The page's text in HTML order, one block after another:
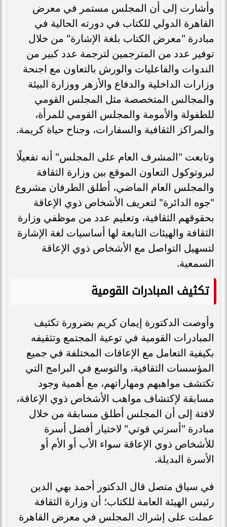
وأشارت إلى أن المجلس مستمر في معرض
القاهرة الدولي للكتاب في دورته الحالية في
مبادرة "معرض الكتاب بلغة الإشارة" من خلال
توفير عدد من المترجمين لترجمة عدد كبير من
الندوات والفاعليات والورش بالتعاون مع اجنحة
وزارات الداخلية والدفاع والأزهر ووزارة البيئة
والمجالس المتخصصة مثل المجلس القومي
للطفولة والأمومة والمجلس القومي للمرأة،
والمراكز الثقافية والسفارات، وجناح حياة كريمة.
وتابعت "المشرف العام على المجلس" أنه تفعيلًا
لبروتوكول التعاون الموقع بين وزارة الثقافة
والمجلس العام الماضي، أطلق الطرفان مشروع
"جوه الدائرة" لتعريف الأشخاص ذوي الإعاقة
بحقوقهم الثقافية، وتعليم عدد من موظفي وزارة
الثقافة والهيئات التابعة لها أساسيات لغة الإشارة
لتسهيل التواصل مع الأشخاص ذوي الإعاقة
السمعية.
تكثيف المبادرات القومية
وأوصت الدكتورة إيمان كريم بضرورة تكثيف
المبادرات القومية في توعية المجتمع وتثقيفه
بكيفية التعامل مع الإعاقات المختلفة في جميع
المؤسسات الثقافية، والتوسع في البرامج التي
تكتشف مواهبهم ومهاراتهم، مع أهمية وجود
مسابقة لإكتشاف مواهب الأشخاص ذوي الإعاقة،
لافتة إلى أن المجلس أطلق مسابقة من خلال
مبادرة "أسرتي قوتي" لاختيار أفضل أسرة
للأشخاص ذوي الإعاقة سواء الأب أو الأم أو
الأسرة البديلة.
في سياق متصل قال الدكتور أحمد بهي الدين
رئيس الهيئة العامة للكتاب؛ أن وزارة الثقافة
عملت على إشراك المجلس في معرض القاهرة